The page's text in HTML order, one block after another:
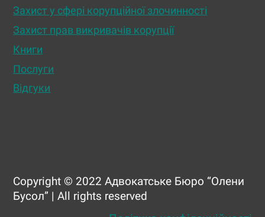
Захист у сфері корупційної злочинності
Захист прав викривачів корупції
Книги
Послуги
Відгуки
Copyright © 2022 Адвокатське Бюро “Олени
Бусол” | All rights reserved